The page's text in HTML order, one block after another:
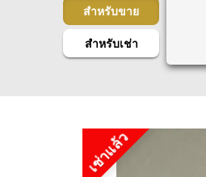
สำหรับขาย
สำหรับเช่า
เช่าแล้ว